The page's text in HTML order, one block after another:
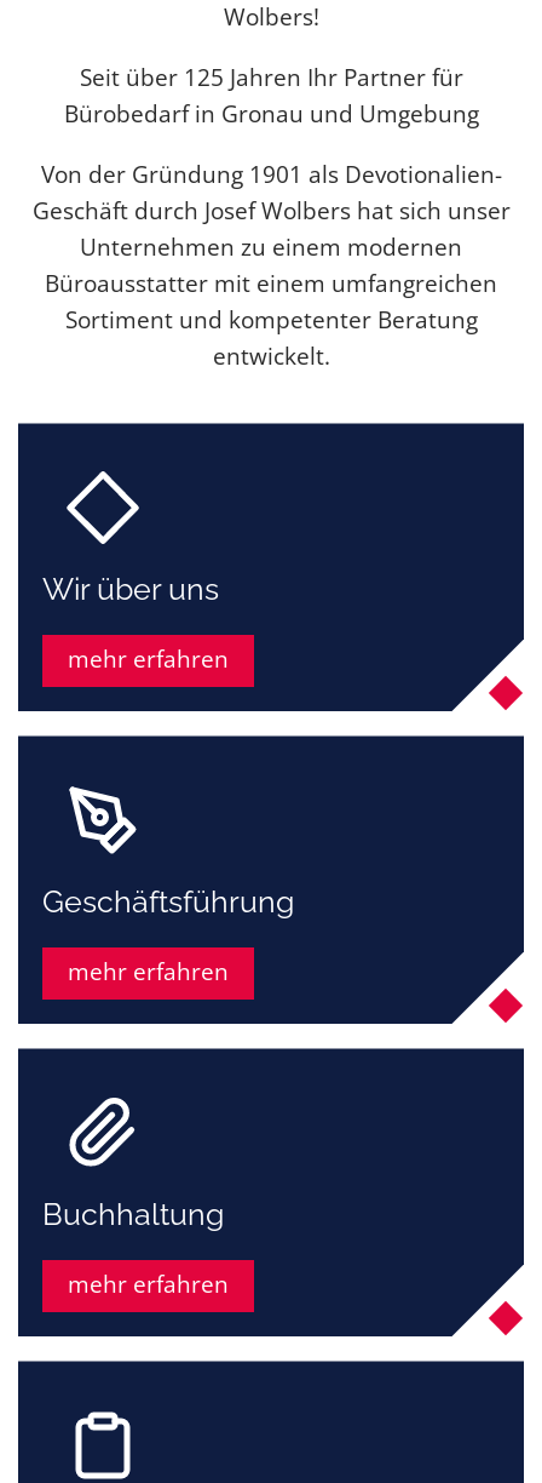
Wolbers!
Seit über 125 Jahren Ihr Partner für
Bürobedarf in Gronau und Umgebung
Von der Gründung 1901 als Devotionalien-
Geschäft durch Josef Wolbers hat sich unser
Unternehmen zu einem modernen
Büroausstatter mit einem umfangreichen
Sortiment und kompetenter Beratung
entwickelt.
Wir über uns
mehr erfahren
Geschäftsführung
mehr erfahren
Buchhaltung
mehr erfahren